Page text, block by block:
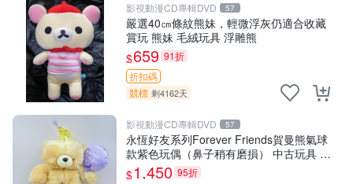
影視動漫CD專輯DVD 57
嚴選40㎝條紋熊妹，輕微浮灰仍適合收藏
賞玩 熊妹 毛絨玩具 浮雕熊
$659 91折
折扣碼
競標 剩4162天
影視動漫CD專輯DVD 57
永恆好友系列Forever Friends賀曼熊氣球
款紫色玩偶（鼻子稍有磨損） 中古玩具 氣
球熊 玩偶
$1,450 95折